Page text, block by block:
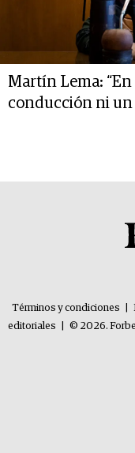
Martín Lema:
conducción ni un
Términos y condiciones
editoriales
© 2026.